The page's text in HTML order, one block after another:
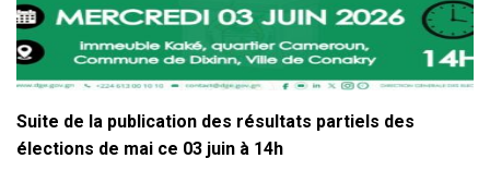
Suite de la publication des résultats partiels des
élections de mai ce 03 juin à 14h